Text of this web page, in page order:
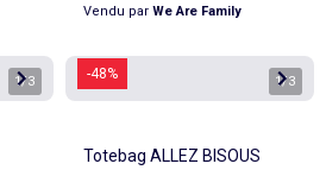
Vendu par We Are Family
1/3 -48% 1/3
Totebag ALLEZ BISOUS